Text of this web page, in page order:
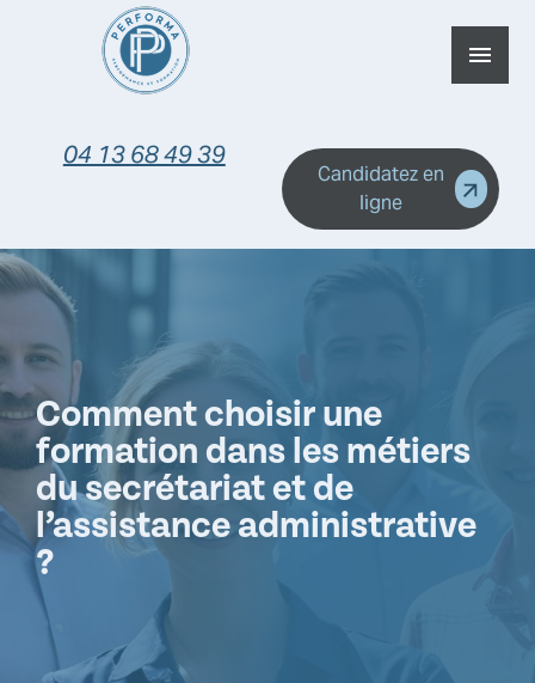
menu
04 13 68 49 39
Candidatez en
ligne
Comment choisir une
formation dans les métiers
du secrétariat et de
l’assistance administrative
?
Panneau de gestion des cookies